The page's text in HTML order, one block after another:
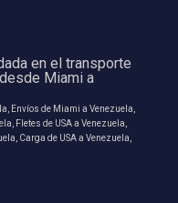
en el transporte
Miami a
Envíos de Miami a Venezuela,
Fletes de USA a Venezuela,
Carga de USA a Venezuela,